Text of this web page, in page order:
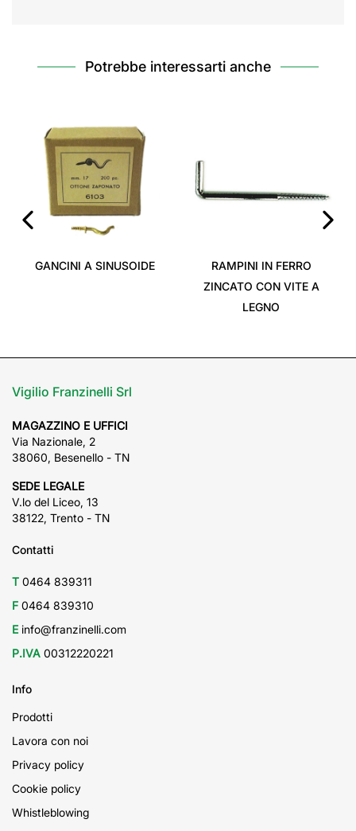
Potrebbe interessarti anche
GANCINI A SINUSOIDE
RAMPINI IN FERRO
ZINCATO CON VITE A
LEGNO
Vigilio Franzinelli Srl
MAGAZZINO E UFFICI
Via Nazionale, 2
38060, Besenello - TN
SEDE LEGALE
V.lo del Liceo, 13
38122, Trento - TN
Contatti
T 0464 839311
F 0464 839310
E info@franzinelli.com
P.IVA 00312220221
Info
Prodotti
Lavora con noi
Privacy policy
Cookie policy
Whistleblowing